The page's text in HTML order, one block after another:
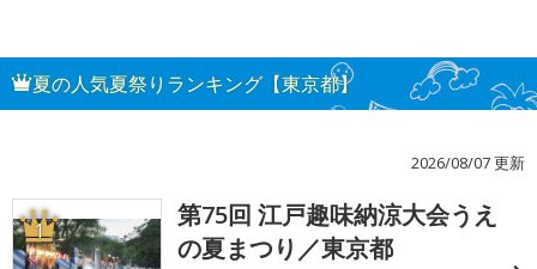
夏の人気夏祭りランキング【東京都】
2026/08/07 更新
1
第75回 江戸趣味納涼大会うえ
の夏まつり／東京都